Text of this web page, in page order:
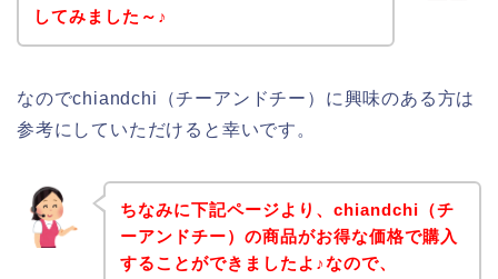
してみました～♪
なのでchiandchi（チーアンドチー）に興味のある方は
参考にしていただけると幸いです。
ちなみに下記ページより、chiandchi（チ
ーアンドチー）の商品がお得な価格で購入
することができましたよ♪なので、